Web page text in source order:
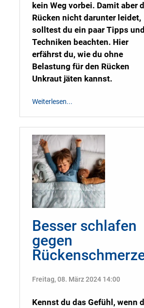
kein Weg vorbei. Damit aber
Rücken nicht darunter leidet,
solltest du ein paar Tipps und
Techniken beachten. Hier
erfährst du, wie du ohne
Belastung für den Rücken
Unkraut jäten kannst.
Weiterlesen...
Besser schlafen
gegen
Freitag, 08. März 2024 14:00
Kennst du das Gefühl, wenn